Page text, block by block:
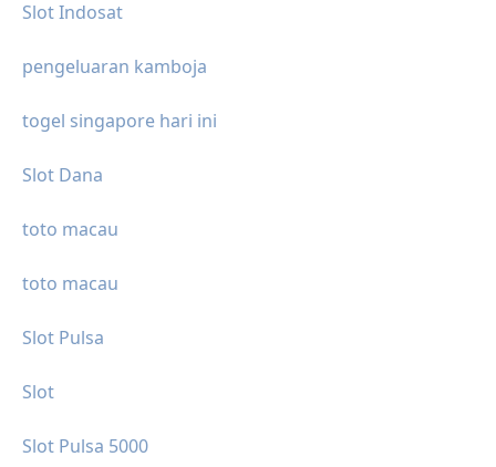
Slot Indosat
pengeluaran kamboja
togel singapore hari ini
Slot Dana
toto macau
toto macau
Slot Pulsa
Slot
Slot Pulsa 5000